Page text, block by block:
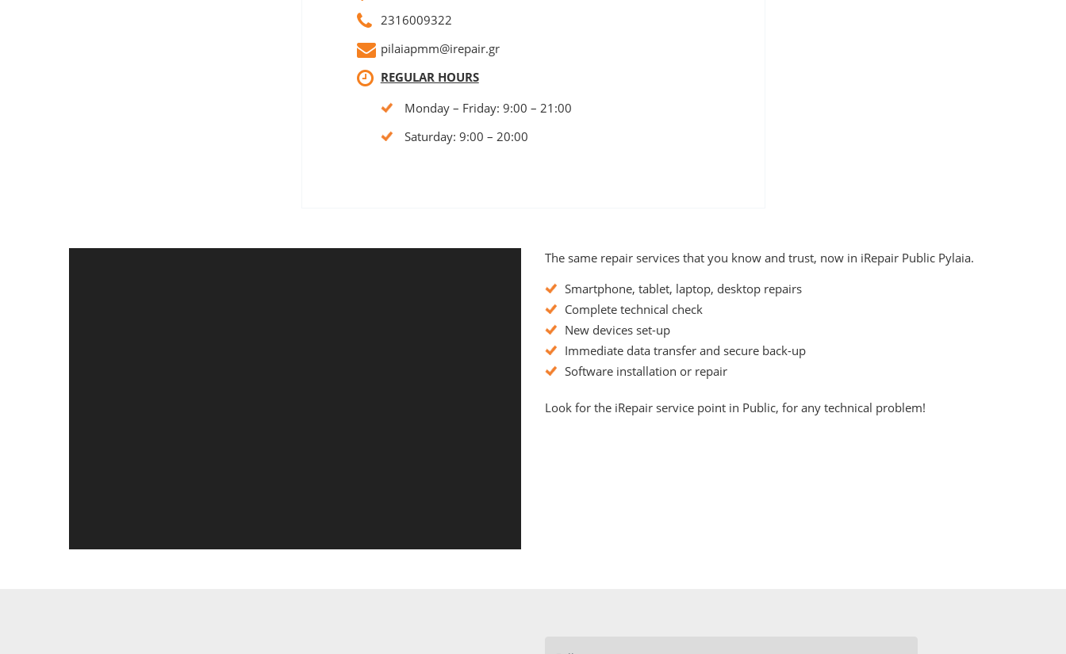
2316009322
pilaiapmm@irepair.gr
REGULAR HOURS
Monday – Friday: 9:00 – 21:00
Saturday: 9:00 – 20:00
The same repair services that you know and trust, now in iRepair Public Pylaia.
Smartphone, tablet, laptop, desktop repairs
Complete technical check
New devices set-up
Immediate data transfer and secure back-up
Software installation or repair
Look for the iRepair service point in Public, for any technical problem!